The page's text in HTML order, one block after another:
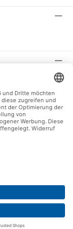
und ggf.
Theme by